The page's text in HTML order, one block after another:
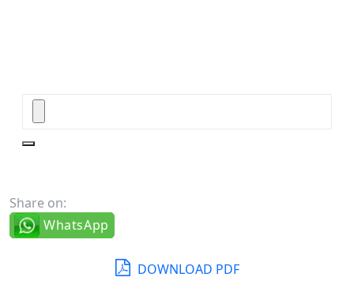
Share on:
WhatsApp
DOWNLOAD PDF